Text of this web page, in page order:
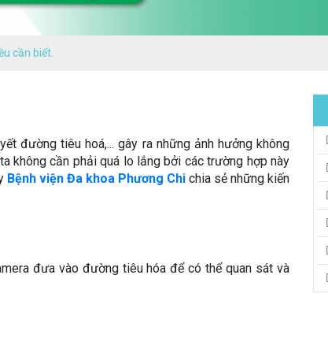
cần biết.
đường tiêu hoá,... gây ra những ảnh hưởng không
không cần phải quá lo lắng bởi các trường hợp này
Bệnh viện Đa khoa Phương Chi chia sẻ những kiến
đưa vào đường tiêu hóa để có thể quan sát và